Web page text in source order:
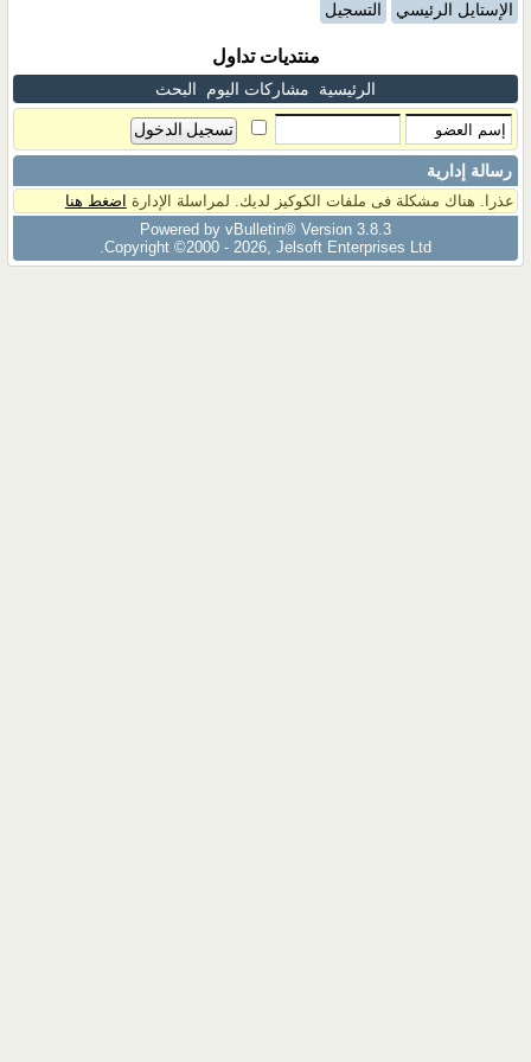
الإستايل الرئيسي التسجيل
منتديات تداول
الرئيسية مشاركات اليوم البحث
رسالة إدارية
عذرا. هناك مشكلة فى ملفات الكوكيز لديك. لمراسلة الإدارة اضغط هنا
Powered by vBulletin® Version 3.8.3
Copyright ©2000 - 2026, Jelsoft Enterprises Ltd.